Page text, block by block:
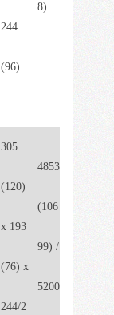
244
(96)
8)
305
(120)
x 193
(76) x
244/2
4853
(106
99) /
5200